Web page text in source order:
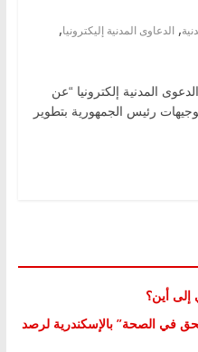
, الدعاوى المدنية إليكترونيا,
المدنية إلكترونيا “عن
لتوجيهات رئيس الجمهورية بتطوير
أين؟
في الصحة” بالإسكندرية لرصد